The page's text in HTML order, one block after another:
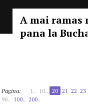
A mai ramas
pana la
Pagina: 1.. 10.. 20 21 22 23
90.. 100.. 200..